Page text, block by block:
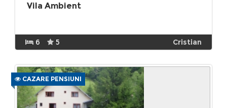
Vila Ambient
6 5 Cristian
CAZARE PENSIUNI